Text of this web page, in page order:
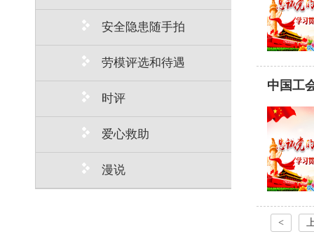
安全隐患随手拍
劳模评选和待遇
时评
爱心救助
漫说
中国工
<